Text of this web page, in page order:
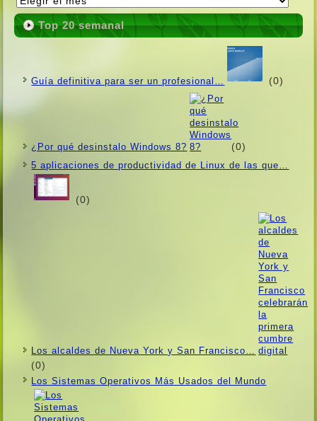
Top 20 semanal
Guí­a definitiva para ser un profesional… (0)
¿Por qué desinstalo Windows 8? (0)
5 aplicaciones de productividad de Linux de las que…
(0)
Los alcaldes de Nueva York y San Francisco…
(0)
Los Sistemas Operativos Más Usados ​​del Mundo